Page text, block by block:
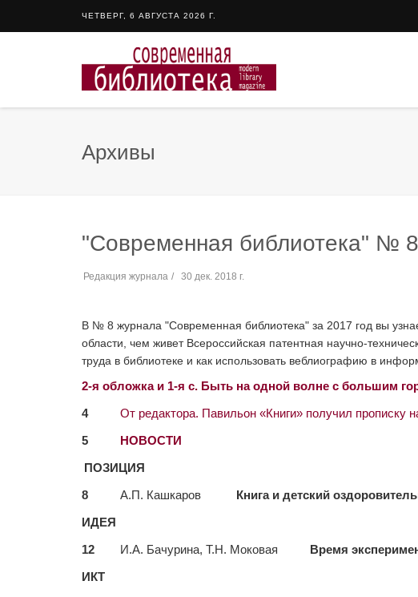
ЧЕТВЕРГ, 6 АВГУСТА 2026 Г.
Архивы
"Современная библиотека" №
Редакция журнала 30 дек. 2018 г.
В № 8 журнала "Современная библиотека" за 2017 год вы
области, чем живет Всероссийская патентная научно-
труда в библиотеке и как использовать веблиографию в
2-я обложка и 1-я с. Быть на одной волне с большим
4 От редактора. Павильон «Книги» получил прописку
5 НОВОСТИ
ПОЗИЦИЯ
8 А.П. Кашкаров Книга и детский
ИДЕЯ
12 И.А. Бачурина, Т.Н. Моковая Время
ИКТ